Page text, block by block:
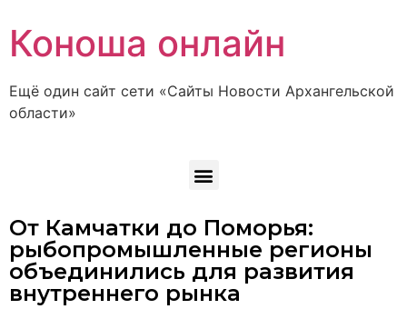
Коноша онлайн
Ещё один сайт сети «Сайты Новости Архангельской
области»
От Камчатки до Поморья:
рыбопромышленные регионы
объединились для развития
внутреннего рынка